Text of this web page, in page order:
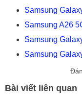
Samsung
Samsung A26
Samsung
Samsung
Bài viết liên quan